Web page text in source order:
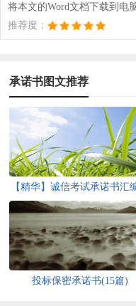
将本文的Word文档下载到电
推荐度：
承诺书图文推荐
【精华】诚信考试承诺书汇
篇
投标保密承诺书(15篇)